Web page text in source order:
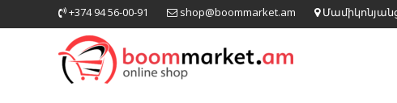
to
+374 94 56-00-91 shop@boommarket.am Մամիկոնյանց